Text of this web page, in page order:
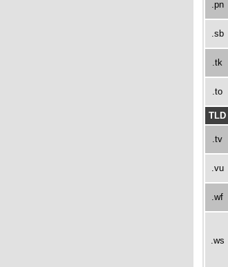
.pn
.sb
.tk
.to
TLD
.tv
.vu
.wf
.ws